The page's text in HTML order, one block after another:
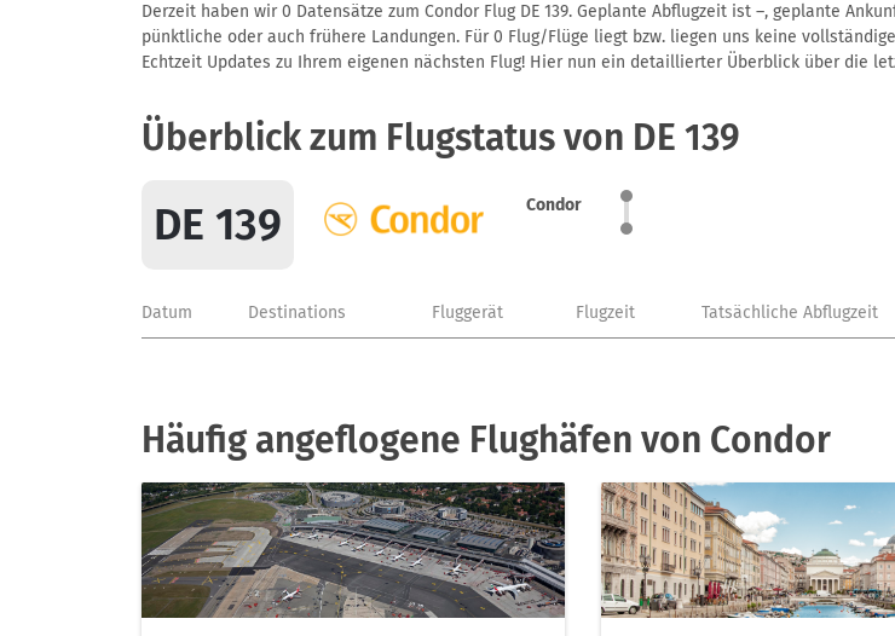
Derzeit haben wir 0 Datensätze zum Condor Flug DE 139. Geplante Abflugzeit ist –, geplante
pünktliche oder auch frühere Landungen. Für 0 Flug/Flüge liegt bzw. liegen uns keine
Echtzeit Updates zu Ihrem eigenen nächsten Flug! Hier nun ein detaillierter Überblick über die
Überblick zum Flugstatus von DE 139
DE 139 Condor
Datum Destinations Fluggerät Flugzeit Tatsächliche Abflugzeit
Häufig angeflogene Flughäfen von Condor